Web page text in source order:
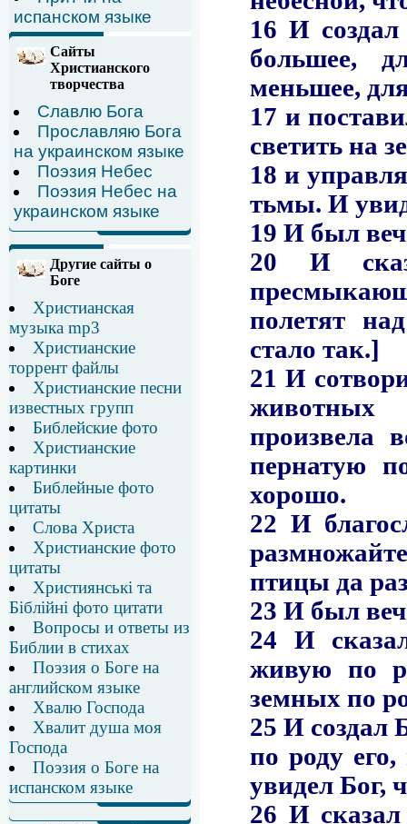
испанском языке
Сайты
Христианского
творчества
Славлю Бога
Прославляю Бога
на украинском языке
Поэзия Небес
Поэзия Небес на
украинском языке
Другие сайты о
Боге
Христианская
музыка mp3
Христианские
торрент файлы
Христианские песни
известных групп
Библейские фото
Христианские
картинки
Библейные фото
цитаты
Слова Христа
Христианские фото
цитаты
Християнські та
Біблійні фото цитати
Вопросы и ответы из
Библии в стихах
Поэзия о Боге на
английском языке
Хвалю Господа
Хвалит душа моя
Господа
Поэзия о Боге на
испанском языке